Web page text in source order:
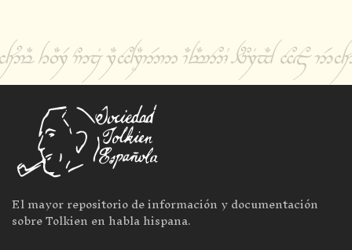
El mayor repositorio de información y documentación
sobre Tolkien en habla hispana.